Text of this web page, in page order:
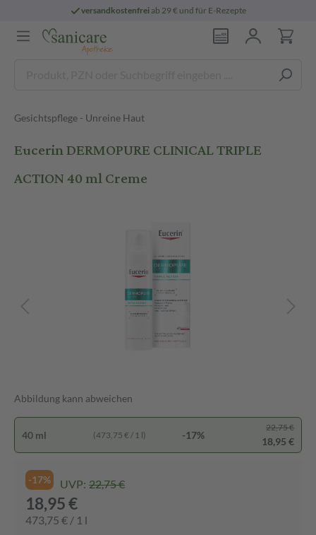
versandkostenfreiab 29 € und für E-Rezepte
Gesichtspflege - Unreine Haut
Eucerin DERMOPURE CLINICAL TRIPLE
ACTION 40 ml Creme
Abbildung kann abweichen
40 ml (473,75 € / 1 l) -17%
22,75 €
18,95 €
-17% UVP: 22,75 €
18,95 €
473,75 € / 1 l